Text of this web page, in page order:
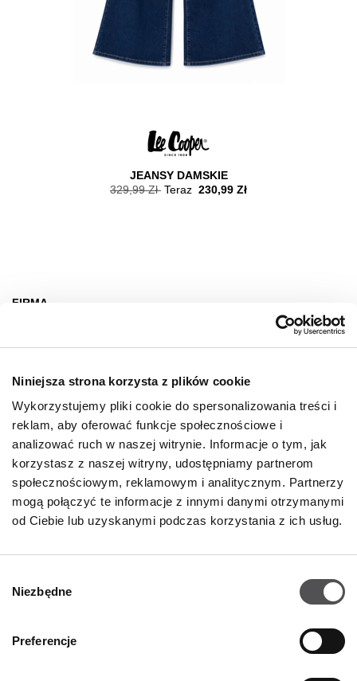
Niniejsza strona korzysta z plików cookie
Wykorzystujemy pliki cookie do spersonalizowania treści i
reklam, aby oferować funkcje społecznościowe i
analizować ruch w naszej witrynie. Informacje o tym, jak
korzystasz z naszej witryny, udostępniamy partnerom
społecznościowym, reklamowym i analitycznym. Partnerzy
mogą połączyć te informacje z innymi danymi otrzymanymi
od Ciebie lub uzyskanymi podczas korzystania z ich usług.
zgody
Niezbędne
Preferencje
JEANSY DAMSKIE
329,99 Zł Teraz 230,99 Zł
FIRMA
Wynajem
Kontakt
Oferty pracy
Polityka prywatności
GODZINY OTWARCIA
Informacje szczegółowe